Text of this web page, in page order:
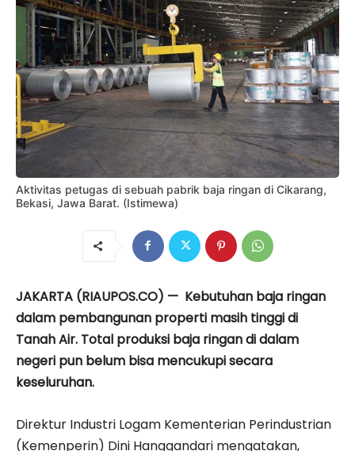
Aktivitas petugas di sebuah pabrik baja ringan di Cikarang,
Bekasi, Jawa Barat. (Istimewa)
JAKARTA (RIAUPOS.CO) — Kebutuhan baja ringan
dalam pembangunan properti masih tinggi di
Tanah Air. Total produksi baja ringan di dalam
negeri pun belum bisa mencukupi secara
keseluruhan.
Direktur Industri Logam Kementerian Perindustrian
(Kemenperin) Dini Hanggandari mengatakan,